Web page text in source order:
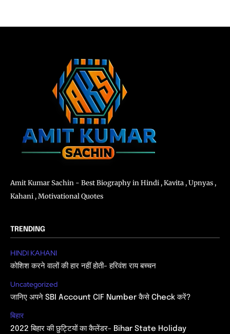
Amit Kumar Sachin - Best Biography in Hindi , Kavita , Upnyas ,
Kahani , Motivational Quotes
TRENDING
HINDI KAHANI
कोशिश करने वालों की हार नहीं होती- हरिवंश राय बच्चन
Uncategorized
जानिए अपने SBI Account CIF Number कैसे Check करें?
बिहार
2022 बिहार की छुट्टियों का कैलेंडर- Bihar State Holiday